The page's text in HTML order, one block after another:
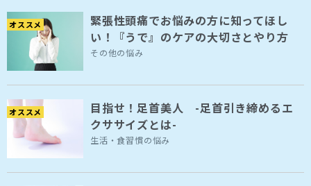
オススメ
緊張性頭痛でお悩みの方に知ってほし
い！『うで』のケアの大切さとやり方
その他の悩み
オススメ
目指せ！足首美人 -足首引き締めるエ
クササイズとは-
生活・食習慣の悩み